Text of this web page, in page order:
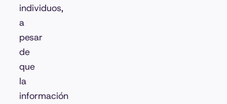
individuos,
a
pesar
de
que
la
información